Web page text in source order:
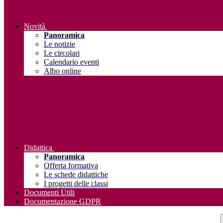
Novità
Panoramica
Le notizie
Le circolari
Calendario eventi
Albo online
Didattica
Panoramica
Offerta formativa
Le schede didattiche
I progetti delle classi
Documenti Utili
Documentazione GDPR